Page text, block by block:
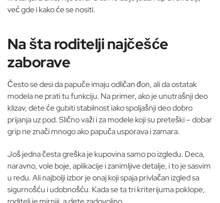
već gde i kako će se nositi.
Na šta roditelji najčešće
zaborave
Često se desi da papuče imaju odličan đon, ali da ostatak
modela ne prati tu funkciju. Na primer, ako je unutrašnji deo
klizav, dete će gubiti stabilnost iako spoljašnji deo dobro
prijanja uz pod. Slično važi i za modele koji su preteški – dobar
grip ne znači mnogo ako papuča usporava i zamara.
Još jedna česta greška je kupovina samo po izgledu. Deca,
naravno, vole boje, aplikacije i zanimljive detalje, i to je sasvim
u redu. Ali najbolji izbor je onaj koji spaja privlačan izgled sa
sigurnošću i udobnošću. Kada se ta tri kriterijuma poklope,